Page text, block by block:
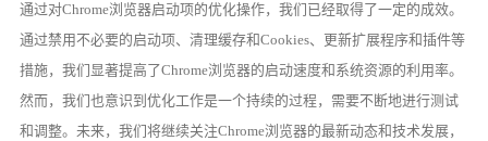
通过对Chrome浏览器启动项的优化操作，我们已经取得了一定的成效。
通过禁用不必要的启动项、清理缓存和Cookies、更新扩展程序和插件等
措施，我们显著提高了Chrome浏览器的启动速度和系统资源的利用率。
然而，我们也意识到优化工作是一个持续的过程，需要不断地进行测试
和调整。未来，我们将继续关注Chrome浏览器的最新动态和技术发展，